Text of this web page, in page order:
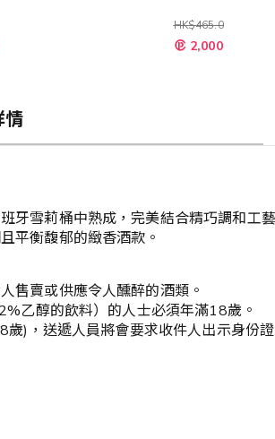
HK$465.0
特 2,000
情
牙雪莉桶中熟成，完美結合精巧調和
平衡馥郁的緻香酒款。
售賣或供應令人醺醉的酒類。
乙醇的飲料）的人士必須年滿18歲。
)，送遞人員將會要求收件人出示身份